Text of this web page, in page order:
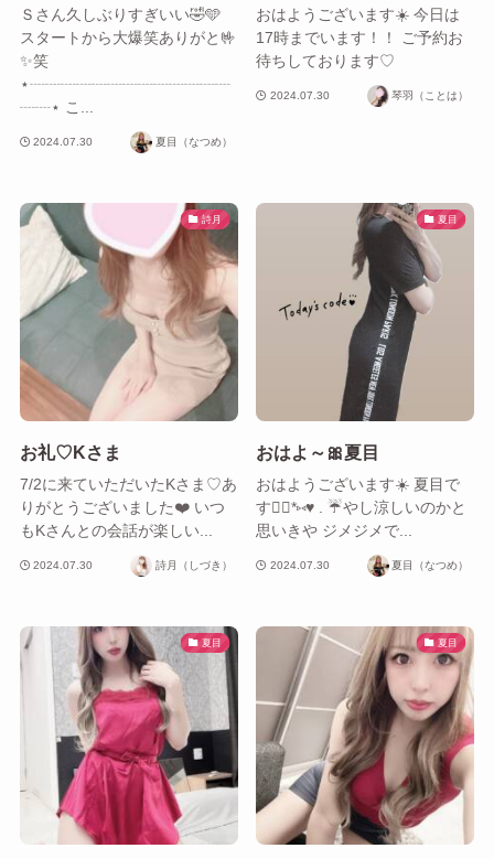
Ｓさん久しぶりすぎいい🤣🩵
スタートから大爆笑ありがと🤟
✨笑
⋆┈┈┈┈┈┈┈┈┈┈┈┈┈
┈┈⋆ こ...
2024.07.30 夏目（なつめ）
おはようございます☀️ 今日は
17時までいます！！ ご予約お
待ちしております♡
2024.07.30 琴羽（ことは）
詩月
お礼♡Kさま
7/2に来ていただいたKさま♡あ
りがとうございました❤️ いつ
もKさんとの会話が楽しい...
2024.07.30 詩月（しづき）
夏目
おはよ～🎀夏目
おはようございます☀️ 夏目で
す🙋‍♀️*⑅♥ . ☔️やし涼しいのかと
思いきや ジメジメで...
2024.07.30 夏目（なつめ）
夏目 夏目